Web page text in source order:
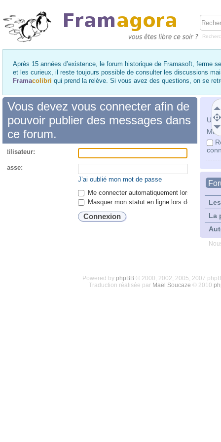
Après 15 années d’existence, le forum historique de Framasoft, ferme
et les curieux, il reste toujours possible de consulter les discussions
Framacolibri qui prend la relève. Si vous avez des questions, on se
Mot
La
Vous devez vous connecter afin de
pouvoir publier des messages dans
ce forum.
passe:
J’ai oublié mon mot de passe
Me connecter automatiquement lors de
Masquer mon statut en ligne lors de cette
Powered by phpBB© 2000, 2002, 2005, 2007
Traduction réalisée par Maël Soucaze © 2010